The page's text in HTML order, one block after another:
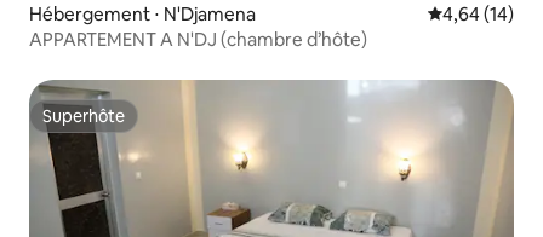
Hébergement ⋅ N'Djamena Évaluation
4,64 (14)
APPARTEMENT A N'DJ (chambre d’hôte)
Superhôte
Superhôte